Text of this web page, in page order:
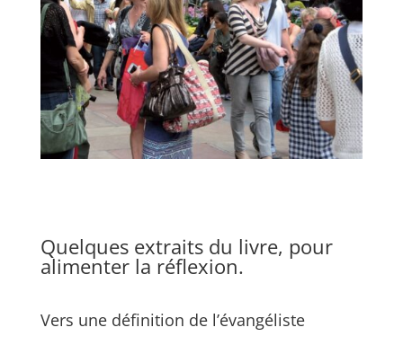
Quelques extraits du livre, pour
alimenter la réflexion.
Vers une définition de l’évangéliste